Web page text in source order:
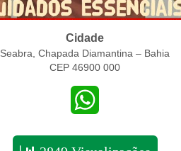
Cidade
Seabra, Chapada Diamantina – Bahia
CEP 46900 000